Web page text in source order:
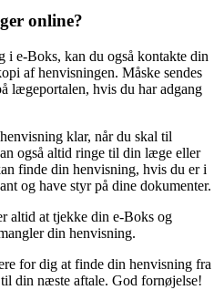
online?
e-Boks, kan du også kontakte din
af henvisningen. Måske sendes
lægeportalen, hvis du har adgang
klar, når du skal til
også altid ringe til din læge eller
finde din henvisning, hvis du er i
og have styr på dine dokumenter.
altid at tjekke din e-Boks og
din henvisning.
for dig at finde din henvisning fra
din næste aftale. God fornøjelse!